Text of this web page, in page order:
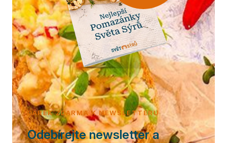
DÁREK ZDARMA K NEWSLETTERU
Odebírejte newsletter a